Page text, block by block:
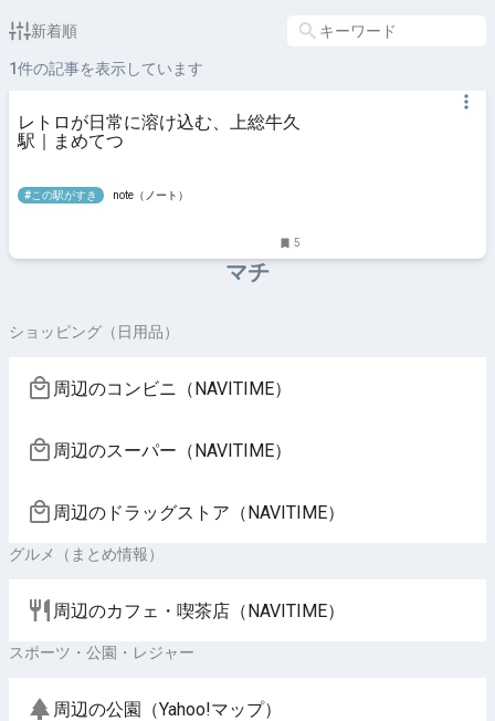
新着順
1件の記事を表示しています
レトロが日常に溶け込む、上総牛久
駅｜まめてつ
#この駅がすき note（ノート）
5
マチ
ショッピング（日用品）
周辺のコンビニ（NAVITIME）
周辺のスーパー（NAVITIME）
周辺のドラッグストア（NAVITIME）
グルメ（まとめ情報）
周辺のカフェ・喫茶店（NAVITIME）
スポーツ・公園・レジャー
周辺の公園（Yahoo!マップ）